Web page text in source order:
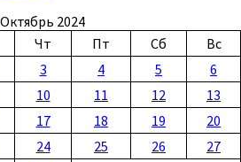
Октябрь 2024
Чт Пт Сб
Вс
3 4 5
6
10 11 12
13
17 18 19
20
24 25 26
27